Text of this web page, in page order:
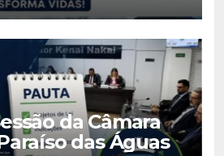
da Câmara
das Águas